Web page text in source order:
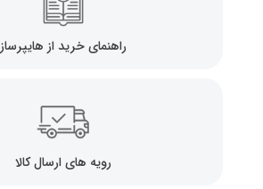
راهنمای خرید از هایپرساز
رویه های ارسال کالا